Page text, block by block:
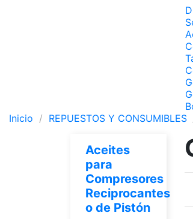
Inicio REPUESTOS Y CONSUMIBLES
Aceites
para
Compresores
Reciprocantes
o de Pistón